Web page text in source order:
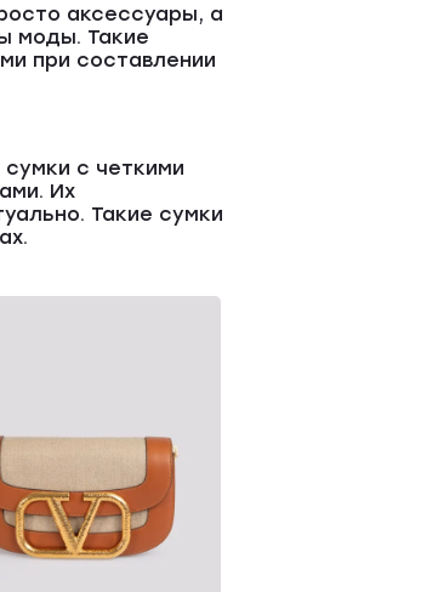
аксессуары, а
моды. Такие
при составлении
с четкими
Их
Такие сумки